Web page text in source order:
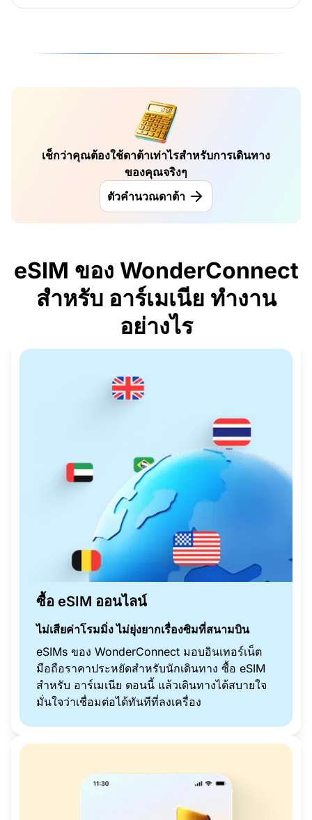
เช็กว่าคุณต้องใช้ดาต้าเท่าไรสำหรับการเดินทาง
ของคุณจริงๆ
ตัวคำนวณดาต้า
eSIM ของ WonderConnect
สำหรับ อาร์เมเนีย ทำงาน
อย่างไร
ซื้อ eSIM ออนไลน์
ไม่เสียค่าโรมมิ่ง ไม่ยุ่งยากเรื่องซิมที่สนามบิน
eSIMs ของ WonderConnect มอบอินเทอร์เน็ต
มือถือราคาประหยัดสำหรับนักเดินทาง ซื้อ eSIM
สำหรับ อาร์เมเนีย ตอนนี้ แล้วเดินทางได้สบายใจ
มั่นใจว่าเชื่อมต่อได้ทันทีที่ลงเครื่อง